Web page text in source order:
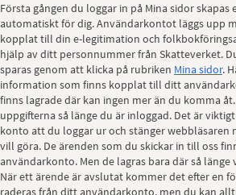
Första gången du loggar in på Mina sidor
automatiskt för dig. Användarkontot läggs upp
kopplat till din e-legitimation och
hjälp av ditt personnummer från Skatteverket.
sparas genom att klicka på rubriken Mina sidor.
information som finns kopplat till ditt
finns lagrade där kan ingen mer än du komma
uppgifterna så länge du är inloggad. Det är
konto att du loggar ur och stänger webbläsaren
vill göra. De ärenden som du skickar in till oss
användarkonto. Men de lagras bara där så
När ett ärende är avslutat kommer det efter en
raderas från ditt användarkonto, men du kan